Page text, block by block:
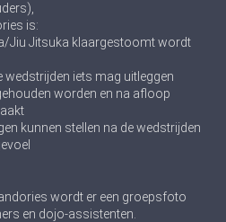
is:
Jiu Jitsuka klaargestoomt wordt
wedstrijden iets mag uitleggen
worden en na afloop
kunnen stellen na de wedstrijden
wordt er een groepsfoto
en dojo-assistenten.